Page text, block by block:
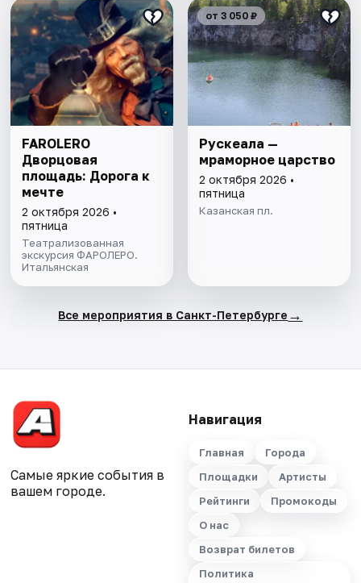
FAROLERO
Дворцовая
площадь: Дорога к
мечте
2 октября 2026 •
пятница
Театрализованная
экскурсия ФАРОЛЕРО.
Итальянская
от 3 050 ₽
Рускеала —
мраморное царство
2 октября 2026 •
пятница
Казанская пл.
Все мероприятия в Санкт-Петербурге →
Самые яркие события в
вашем городе.
Навигация
Главная
Города
Площадки
Артисты
Рейтинги
Промокоды
О нас
Возврат билетов
Политика